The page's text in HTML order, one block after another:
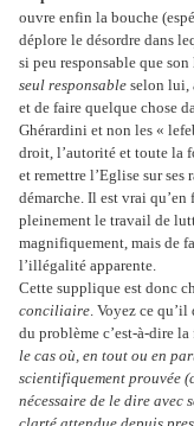
ouvre enfin la bouche
déplore le désordre dans
si peu responsable que
seul responsable selon lui,
et de faire quelque chose
Ghérardini et non les «
droit, l’autorité et toute la
et remettre l’Eglise sur ses
démarche. Il est vrai
pleinement le travail de
magnifiquement, mais de
l’illégalité apparente.
Cette supplique est donc
conciliaire. Voyez ce
du problème c’est-à-dire
le cas où, en tout ou en
scientifiquement prouvée
nécessaire de le dire avec